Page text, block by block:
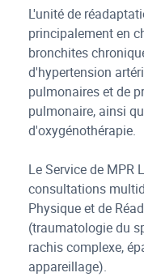
L'unité de
principalement en
bronchites
d'hypertension
pulmonaires et de
pulmonaire, ainsi
d'oxygénothérapie.
Le Service de MPR
consultations
Physique et de
(traumatologie du
rachis complexe,
appareillage).